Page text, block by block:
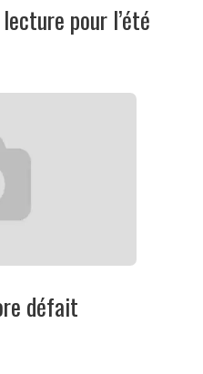
pour l’été
défait